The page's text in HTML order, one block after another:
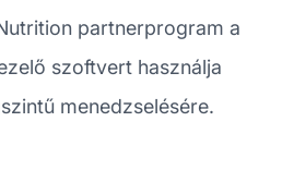
partnerprogram a
szoftvert használja
menedzselésére.